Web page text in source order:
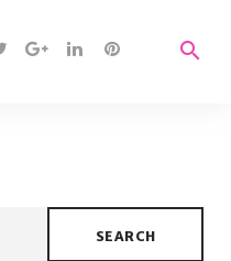
search
SEARCH